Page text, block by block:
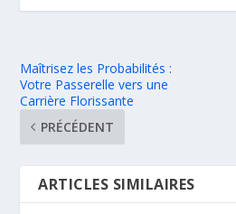
Maîtrisez les Probabilités :
Votre Passerelle vers une
Carrière Florissante
PRÉCÉDENT
ARTICLES SIMILAIRES